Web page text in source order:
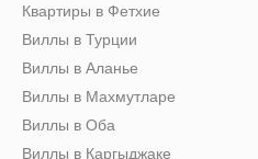
Квартиры в Фетхие
Виллы в Турции
Виллы в Аланье
Виллы в Махмутларе
Виллы в Оба
Виллы в Каргыджаке